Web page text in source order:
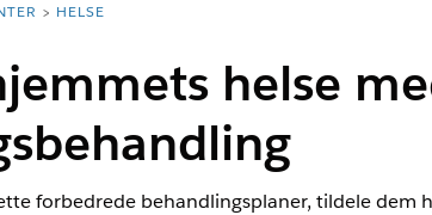
HELSE
helse
forbedrede behandlingsplaner, tildele dem